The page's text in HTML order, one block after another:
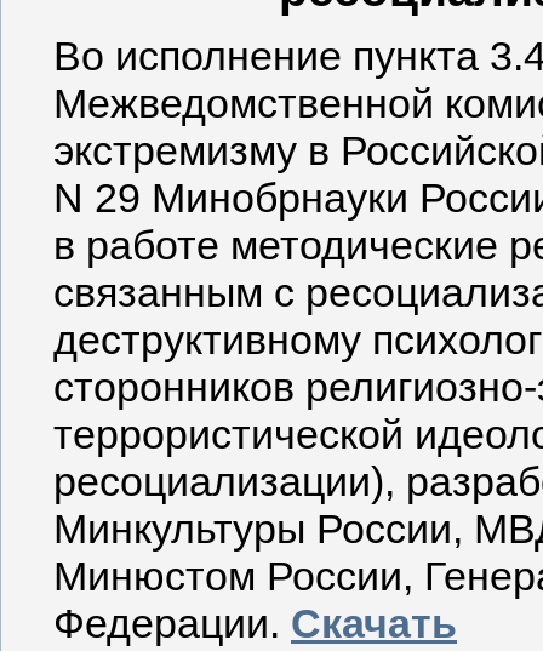
Во исполнение пункта
Межведомственной
экстремизму в
N 29 Минобрнауки
в работе методические
связанным с
деструктивному
сторонников
террористической
ресоциализации),
Минкультуры России,
Минюстом России,
Федерации. Скачать